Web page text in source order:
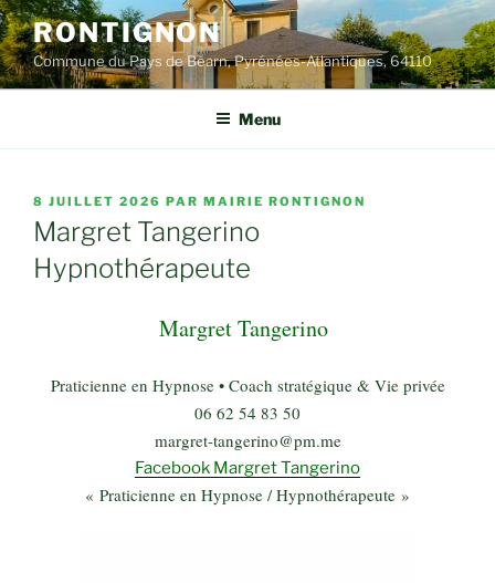
Aller
au
contenu
principal
RONTIGNON
Commune du Pays de Béarn, Pyrénées-Atlantiques, 64110
Menu
PUBLIÉ
LE
8 JUILLET 2026 PAR MAIRIE RONTIGNON
Margret Tangerino
Hypnothérapeute
Margret Tangerino
Praticienne en Hypnose • Coach stratégique & Vie privée
06 62 54 83 50
margret-tangerino@pm.me
Facebook Margret Tangerino
« Praticienne en Hypnose / Hypnothérapeute »